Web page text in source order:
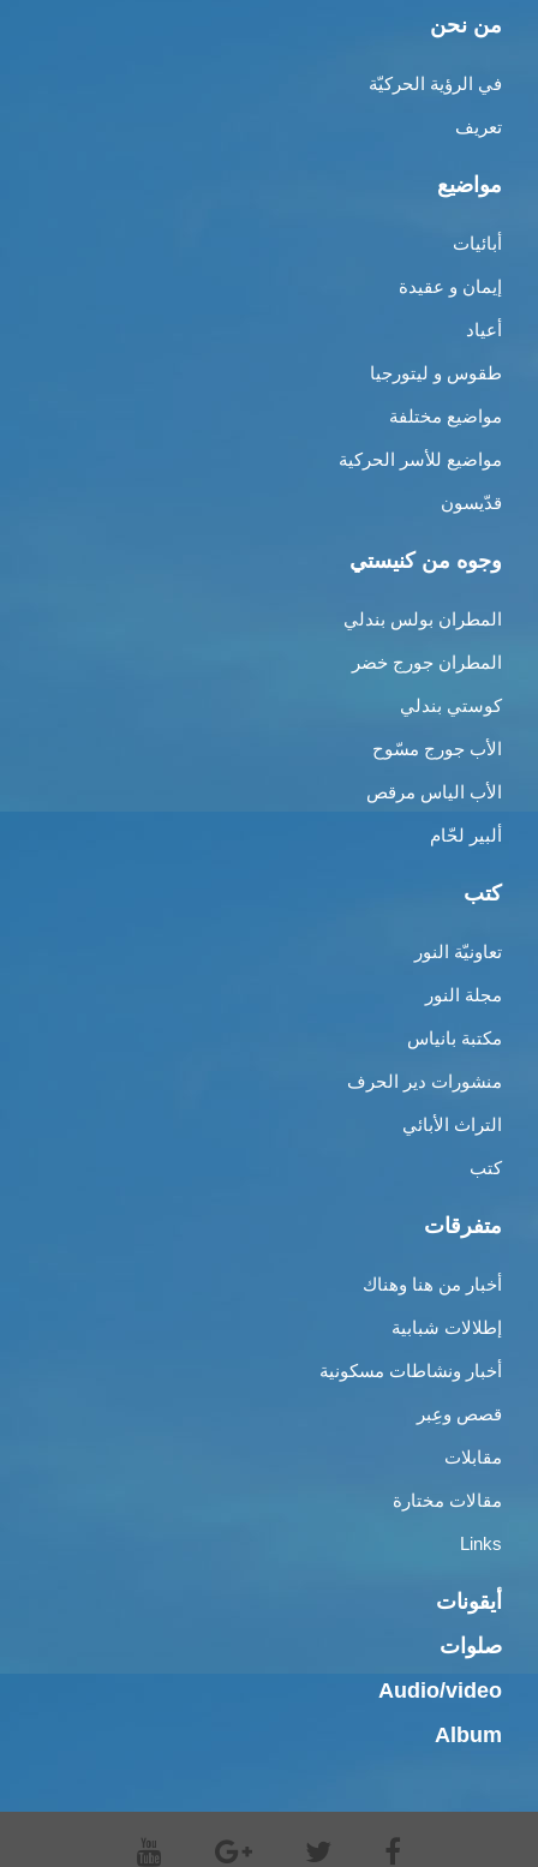
من نحن
في الرؤية الحركيّة
تعريف
مواضيع
أبائيات
إيمان و عقيدة
أعياد
طقوس و ليتورجيا
مواضيع مختلفة
مواضيع للأسر الحركية
قدّيسون
وجوه من كنيستي
المطران بولس بندلي
المطران جورج خضر
كوستي بندلي
الأب جورج مسّوح
الأب الياس مرقص
ألبير لحّام
كتب
تعاونيّة النور
مجلة النور
مكتبة بانياس
منشورات دير الحرف
التراث الأبائي
كتب
متفرقات
أخبار من هنا وهناك
إطلالات شبابية
أخبار ونشاطات مسكونية
قصص وعِبر
مقابلات
مقالات مختارة
Links
أيقونات
صلوات
Audio/video
Album